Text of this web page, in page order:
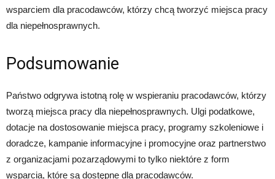
wsparciem dla pracodawców, którzy chcą tworzyć miejsca pracy
dla niepełnosprawnych.
Podsumowanie
Państwo odgrywa istotną rolę w wspieraniu pracodawców, którzy
tworzą miejsca pracy dla niepełnosprawnych. Ulgi podatkowe,
dotacje na dostosowanie miejsca pracy, programy szkoleniowe i
doradcze, kampanie informacyjne i promocyjne oraz partnerstwo
z organizacjami pozarządowymi to tylko niektóre z form
wsparcia, które są dostępne dla pracodawców.